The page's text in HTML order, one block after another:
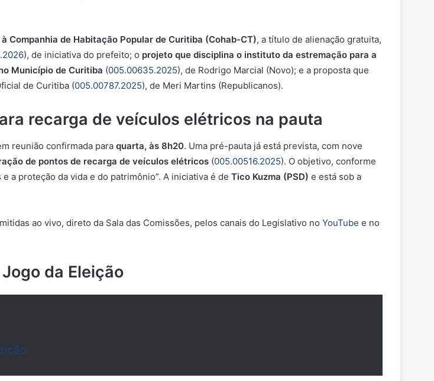
Companhia de Habitação Popular de Curitiba (Cohab-CT), a título de alienação gratuita,
), de iniciativa do prefeito; o projeto que disciplina o instituto da estremação para a
Município de Curitiba (005.00635.2025), de Rodrigo Marcial (Novo); e a proposta que
de Curitiba (005.00787.2025), de Meri Martins (Republicanos).
recarga de veículos elétricos na pauta
reunião confirmada para quarta, às 8h20. Uma pré-pauta já está prevista, com nove
de pontos de recarga de veículos elétricos (005.00516.2025). O objetivo, conforme
a proteção da vida e do patrimônio”. A iniciativa é de Tico Kuzma (PSD) e está sob a
ao vivo, direto da Sala das Comissões, pelos canais do Legislativo no YouTube e no
da Eleição